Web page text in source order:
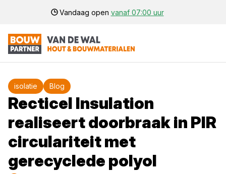
Vandaag open vanaf 07:00 uur
isolatie Blog
Recticel Insulation
realiseert doorbraak in PIR
circulariteit met
gerecyclede polyol